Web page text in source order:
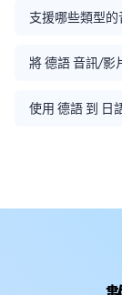
支援哪些類型
將 德語 音訊/影
使用 德語 到 日